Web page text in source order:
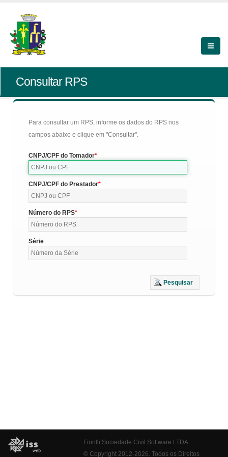
Consultar RPS
Para consultar um RPS, informe os dados do RPS nos
campos abaixo e clique em "Consultar".
CNPJ/CPF do Tomador
CNPJ/CPF do Prestador
Número do RPS
Série
Pesquisar
Fiorilli Sociedade Civil Software LTDA
© Copyright 2012-2026. Todos os Direitos